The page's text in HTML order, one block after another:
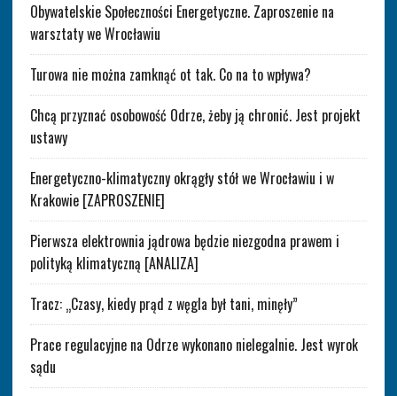
Obywatelskie Społeczności Energetyczne. Zaproszenie na
warsztaty we Wrocławiu
Turowa nie można zamknąć ot tak. Co na to wpływa?
Chcą przyznać osobowość Odrze, żeby ją chronić. Jest projekt
ustawy
Energetyczno-klimatyczny okrągły stół we Wrocławiu i w
Krakowie [ZAPROSZENIE]
Pierwsza elektrownia jądrowa będzie niezgodna prawem i
polityką klimatyczną [ANALIZA]
Tracz: „Czasy, kiedy prąd z węgla był tani, minęły”
Prace regulacyjne na Odrze wykonano nielegalnie. Jest wyrok
sądu